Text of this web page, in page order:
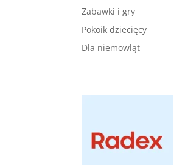
Zabawki i gry
Pokoik dziecięcy
Dla niemowląt